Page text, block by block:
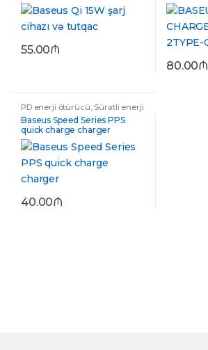
55.00₼
80.00₼
PD enerji ötürücü, Sürətli enerji
ötürücülər
Baseus Speed Series PPS
quick charge charger
40.00₼